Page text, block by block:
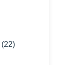
(22)